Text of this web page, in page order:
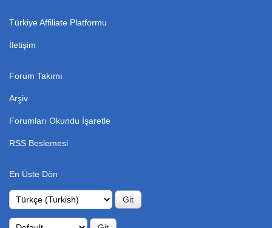
Türkiye Affiliate Platformu
İletişim
Forum Takımı
Arşiv
Forumları Okundu İşaretle
RSS Beslemesi
En Üste Dön